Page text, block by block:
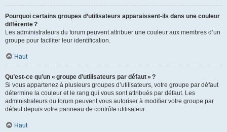
Pourquoi certains groupes d’utilisateurs apparaissent-ils dans une couleur
différente ?
Les administrateurs du forum peuvent attribuer une couleur aux membres d’un
groupe pour faciliter leur identification.
Haut
Qu’est-ce qu’un « groupe d’utilisateurs par défaut » ?
Si vous appartenez à plusieurs groupes d’utilisateurs, votre groupe par défaut
détermine la couleur et le rang qui vous sont attribués par défaut. Les
administrateurs du forum peuvent vous autoriser à modifier votre groupe par
défaut depuis votre panneau de contrôle utilisateur.
Haut